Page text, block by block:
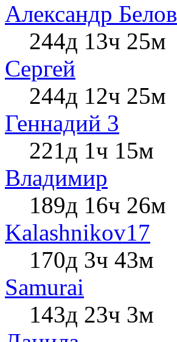
Александр Белов
244д 13ч 25м
Сергей
244д 12ч 25м
Геннадий 3
221д 1ч 15м
Влaдимир
189д 16ч 26м
Kalashnikov17
170д 3ч 43м
Samurai
143д 23ч 3м